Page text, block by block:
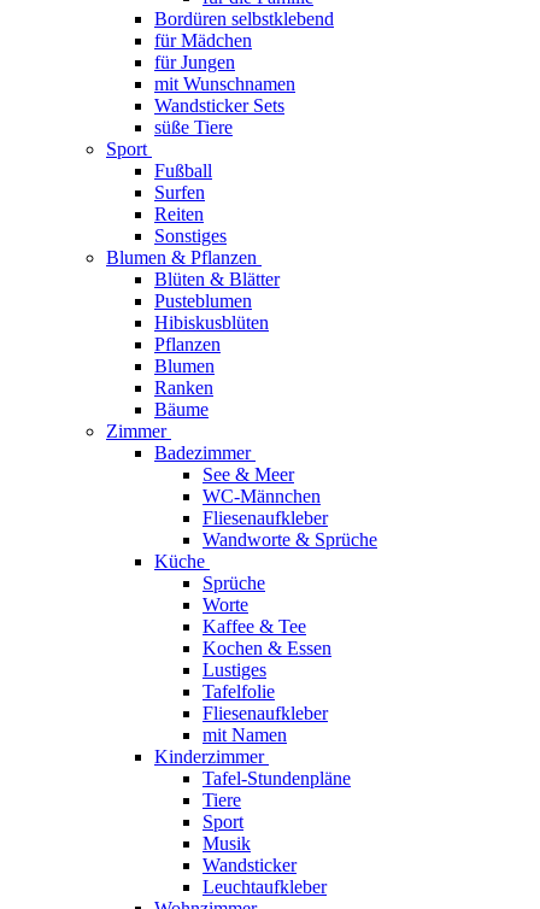
Bordüren selbstklebend
für Mädchen
für Jungen
mit Wunschnamen
Wandsticker Sets
süße Tiere
Sport
Fußball
Surfen
Reiten
Sonstiges
Blumen & Pflanzen
Blüten & Blätter
Pusteblumen
Hibiskusblüten
Pflanzen
Blumen
Ranken
Bäume
Zimmer
Badezimmer
See & Meer
WC-Männchen
Fliesenaufkleber
Wandworte & Sprüche
Küche
Sprüche
Worte
Kaffee & Tee
Kochen & Essen
Lustiges
Tafelfolie
Fliesenaufkleber
mit Namen
Kinderzimmer
Tafel-Stundenpläne
Tiere
Sport
Musik
Wandsticker
Leuchtaufkleber